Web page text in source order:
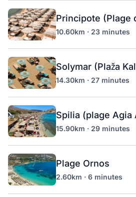
Principote (Plage
10.60km · 23 minutes
Solymar (Plaža
14.30km · 27 minutes
Spilia (plage Agia
15.90km · 29 minutes
Plage Ornos
2.60km · 6 minutes